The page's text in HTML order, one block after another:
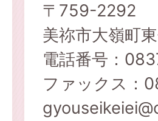
〒759-2292
美祢市大嶺町
電話番号：
ファックス：